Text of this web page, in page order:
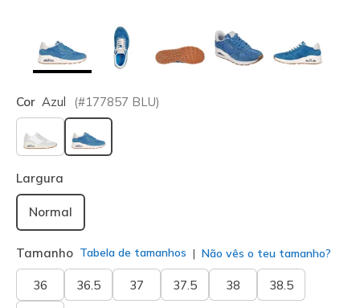
Cor Azul (#177857 BLU)
selecionado
Largura
Normal
Tamanho Tabela de tamanhos Não vês o teu tamanho?
36 36.5 37 37.5 38 38.5